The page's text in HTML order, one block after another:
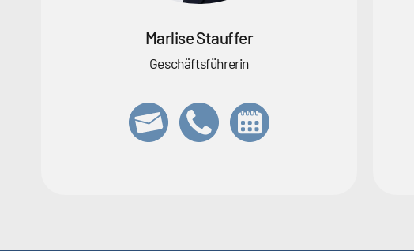
Marlise Stauffer
Geschäftsführerin